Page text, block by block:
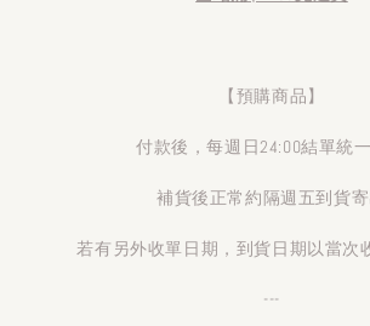
【預購商品】
付款後，每週日24:00結單統
補貨後正常約隔週五到貨寄
若有另外收單日期，到貨日期以當次
---